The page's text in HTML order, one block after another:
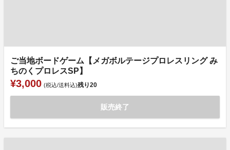
ご当地ボードゲーム【メガボルテージプロレスリング み
ちのくプロレスSP】
¥3,000 (税込/送料込)残り20
販売終了